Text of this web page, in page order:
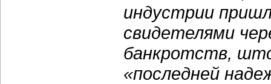
индустрии
свидетелями
банкротств,
«последней